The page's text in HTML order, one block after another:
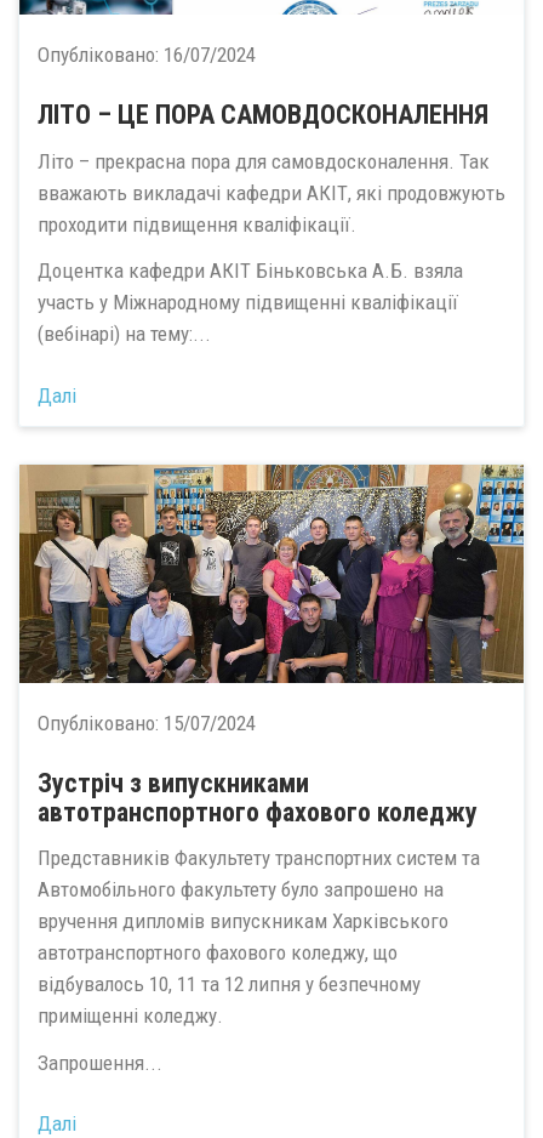
Опубліковано: 16/07/2024
ЛІТО – ЦЕ ПОРА САМОВДОСКОНАЛЕННЯ
Літо – прекрасна пора для самовдосконалення. Так
вважають викладачі кафедри АКІТ, які продовжують
проходити підвищення кваліфікації.
Доцентка кафедри АКІТ Біньковська А.Б. взяла
участь у Міжнародному підвищенні кваліфікації
(вебінарі) на тему:...
Далі
Опубліковано: 15/07/2024
Зустріч з випускниками
автотранспортного фахового коледжу
Представників Факультету транспортних систем та
Автомобільного факультету було запрошено на
вручення дипломів випускникам Харківського
автотранспортного фахового коледжу, що
відбувалось 10, 11 та 12 липня у безпечному
приміщенні коледжу.
Запрошення...
Далі